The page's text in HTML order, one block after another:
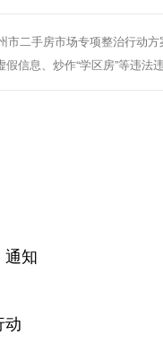
市二手房市场专项整治行动
信息、炒作“学区房”等违法
通知
动